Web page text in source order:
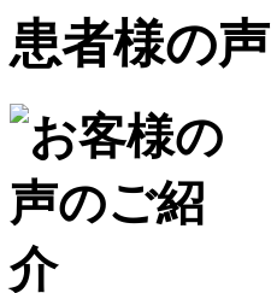
患者様の声